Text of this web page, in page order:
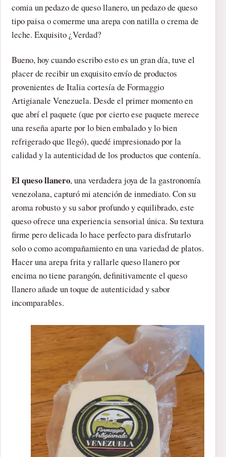
comia un pedazo de queso llanero, un pedazo de queso
tipo paisa o comerme una arepa con natilla o crema de
leche. Exquisito ¿Verdad?
Bueno, hoy cuando escribo esto es un gran día, tuve el
placer de recibir un exquisito envío de productos
provenientes de Italia cortesía de Formaggio
Artigianale Venezuela. Desde el primer momento en
que abrí el paquete (que por cierto ese paquete merece
una reseña aparte por lo bien embalado y lo bien
refrigerado que llegó), quedé impresionado por la
calidad y la autenticidad de los productos que contenía.
El queso llanero, una verdadera joya de la gastronomía
venezolana, capturó mi atención de inmediato. Con su
aroma robusto y su sabor profundo y equilibrado, este
queso ofrece una experiencia sensorial única. Su textura
firme pero delicada lo hace perfecto para disfrutarlo
solo o como acompañamiento en una variedad de platos.
Hacer una arepa frita y rallarle queso llanero por
encima no tiene parangón, definitivamente el queso
llanero añade un toque de autenticidad y sabor
incomparables.